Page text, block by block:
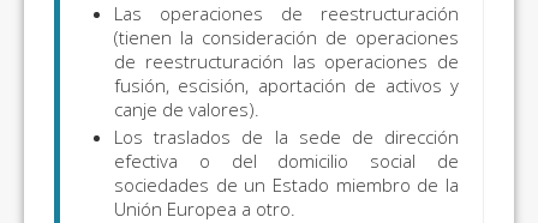
Las operaciones de reestructuración
(tienen la consideración de operaciones
de reestructuración las operaciones de
fusión, escisión, aportación de activos y
canje de valores).
Los traslados de la sede de dirección
efectiva o del domicilio social de
sociedades de un Estado miembro de la
Unión Europea a otro.